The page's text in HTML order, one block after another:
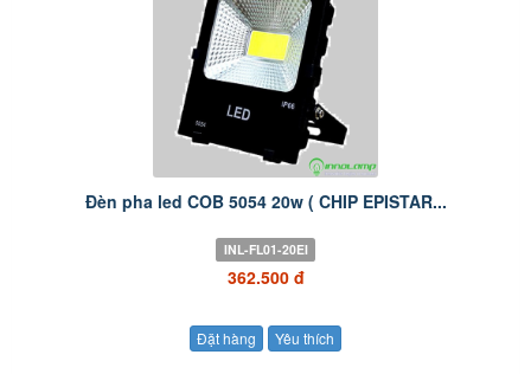
Đèn pha led COB 5054 20w ( CHIP EPISTAR...
INL-FL01-20EI
362.500 đ
Đặt hàng Yêu thích